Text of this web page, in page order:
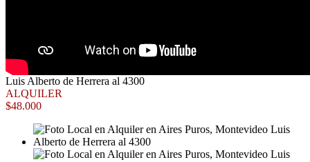
Luis Alberto de Herrera al 4300
ALQUILER
$48.000